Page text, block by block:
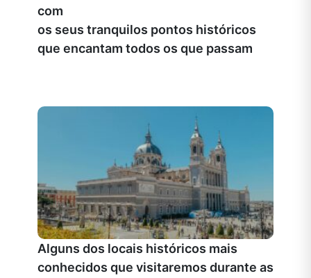
com
os seus tranquilos pontos históricos
que encantam todos os que passam
Alguns dos locais históricos mais
conhecidos que visitaremos durante as